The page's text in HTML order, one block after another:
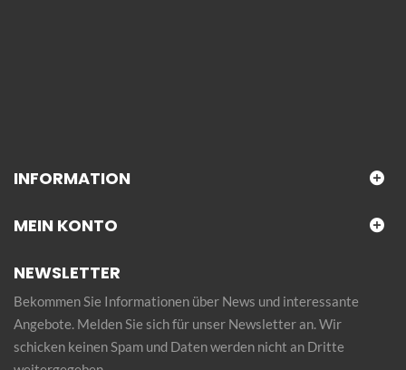
INFORMATION
MEIN KONTO
NEWSLETTER
Bekommen Sie Informationen über News und interessante
Angebote. Melden Sie sich für unser Newsletter an. Wir
schicken keinen Spam und Daten werden nicht an Dritte